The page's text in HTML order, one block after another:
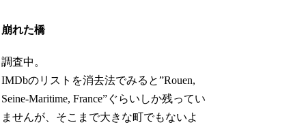
崩れた橋
調査中。
IMDbのリストを消去法でみると”Rouen,
Seine-Maritime, France”ぐらいしか残ってい
ませんが、そこまで大きな町でもないよ